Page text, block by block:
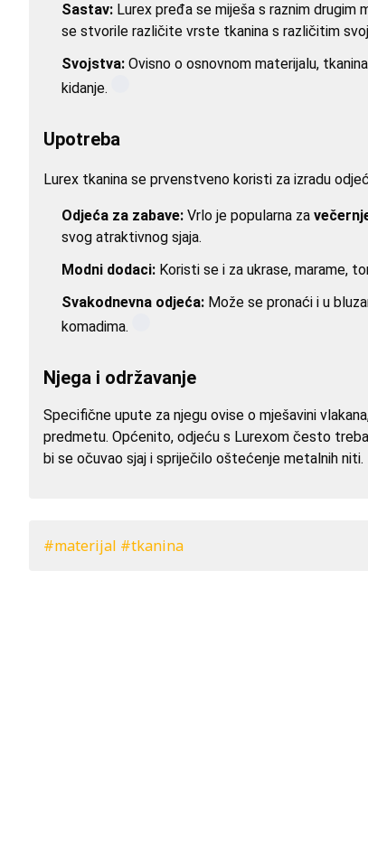
Sastav:Lurex pređa se miješa s raznim drugim
se stvorile različite vrste tkanina s različitim
Svojstva:Ovisno o osnovnom materijalu,
kidanje.
Upotreba
Lurex tkanina se prvenstveno koristi za izradu
Odjeća za zabave:Vrlo je popularna za
svog atraktivnog sjaja.
Modni dodaci:Koristi se i za ukrase, marame,
Svakodnevna odjeća:Može se pronaći i u
komadima.
Njega i održavanje
Specifične upute za njegu ovise o mješavini
predmetu. Općenito, odjeću s Lurexom često
bi se očuvao sjaj i spriječilo oštećenje metalnih niti.
#materijal #tkanina